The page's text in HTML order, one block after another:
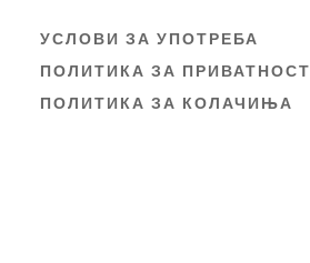
УСЛОВИ ЗА УПОТРЕБА
ПОЛИТИКА ЗА ПРИВАТНОСТ
ПОЛИТИКА ЗА КОЛАЧИЊА